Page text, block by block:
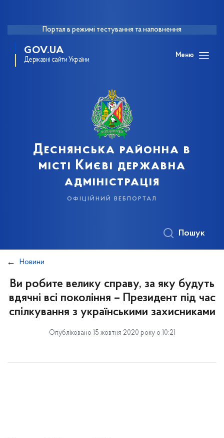
Портал в режимі тестування та наповнення
GOV.UA
Державні сайти України
Меню
Деснянська районна в
місті Києві державна
адміністрація
офіційний вебпортал
Пошук
Новини
Ви робите велику справу, за яку будуть
вдячні всі покоління – Президент під час
спілкування з українськими захисниками
Опубліковано 15 жовтня 2020 року о 10:21